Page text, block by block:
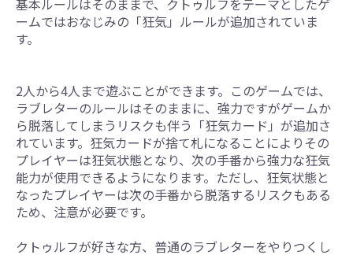
基本ルールはそのままで、クトゥルフをテーマとしたゲ
ームではおなじみの「狂気」ルールが追加されていま
す。
2人から4人まで遊ぶことができます。このゲームでは、
ラブレターのルールはそのままに、強力ですがゲームか
ら脱落してしまうリスクも伴う「狂気カード」が追加さ
れています。狂気カードが捨て札になることによりその
プレイヤーは狂気状態となり、次の手番から強力な狂気
能力が使用できるようになります。ただし、狂気状態と
なったプレイヤーは次の手番から脱落するリスクもある
ため、注意が必要です。
クトゥルフが好きな方、普通のラブレターをやりつくし